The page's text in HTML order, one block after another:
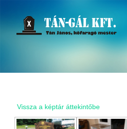
Vissza a képtár áttekintőbe